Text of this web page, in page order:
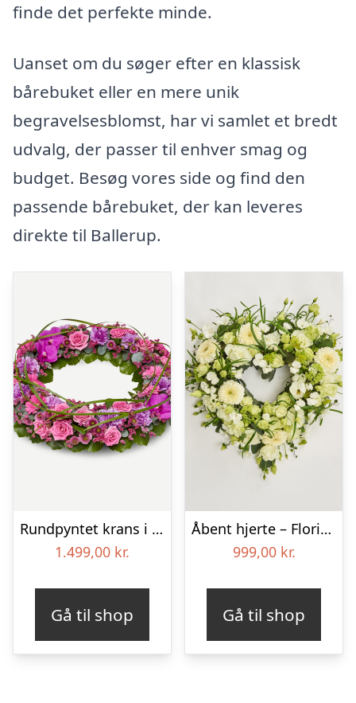
finde det perfekte minde.
Uanset om du søger efter en klassisk
bårebuket eller en mere unik
begravelsesblomst, har vi samlet et bredt
udvalg, der passer til enhver smag og
budget. Besøg vores side og find den
passende bårebuket, der kan leveres
direkte til Ballerup.
Rundpyntet krans i klassisk stil – pink
1.499,00 kr.
Gå til shop
Åbent hjerte – Floristens kreative valg
999,00 kr.
Gå til shop